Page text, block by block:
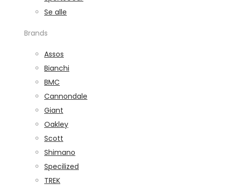
Se alle
Brands
Assos
Bianchi
BMC
Cannondale
Giant
Oakley
Scott
Shimano
Specilized
TREK